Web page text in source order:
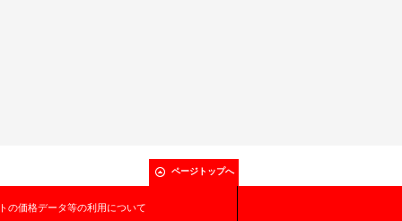
ページトップへ
の価格データ等の利用について